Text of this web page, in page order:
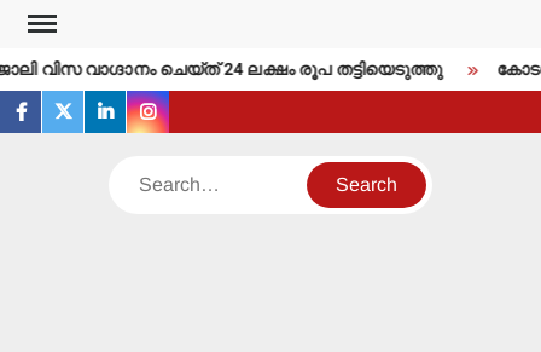
Skip
content
വിസ വാഗ്ദാനം ചെയ്ത് 24 ലക്ഷം രൂപ തട്ടിയെടുത്തു
facebook
twitterlinkedininstagram
Search